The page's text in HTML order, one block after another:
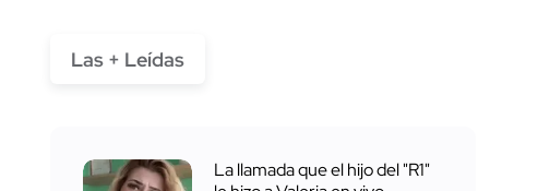
Las + Leídas
La llamada que el hijo del "R1"